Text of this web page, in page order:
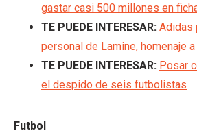
gastar casi 500 millones en
TE PUEDE INTERESAR: Adidas
personal de Lamine, homenaje
TE PUEDE INTERESAR: Posar
el despido de seis futbolistas
Futbol